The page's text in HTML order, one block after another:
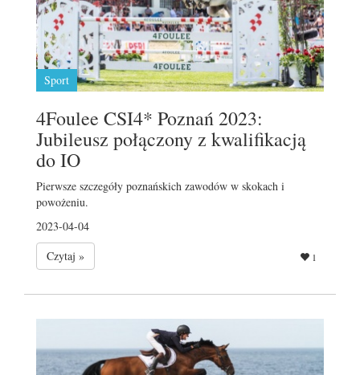
Sport
4Foulee CSI4* Poznań 2023:
Jubileusz połączony z kwalifikacją
do IO
Pierwsze szczegóły poznańskich zawodów w skokach i
powożeniu.
2023-04-04
Czytaj »
1